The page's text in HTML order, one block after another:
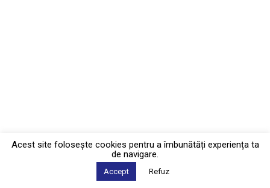
Acest site foloseşte cookies pentru a îmbunătăți experiența ta
de navigare.
Accept Refuz